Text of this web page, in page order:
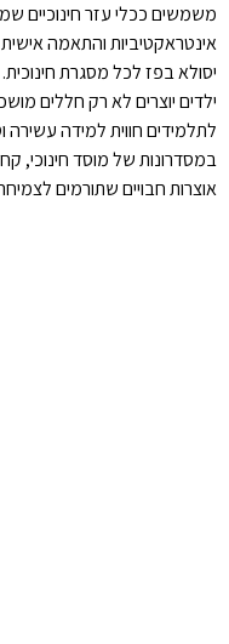
משמשים ככלי עזר חינוכיים
אינטראקטיביות והתאמה
יסולא בפז לכל מסגרת חינוכית.
ילדים יוצרים לא רק חללים
לתלמידים חווית למידה
במסדרונות של מוסד חינוכי,
אוצרות חבויים שתורמים